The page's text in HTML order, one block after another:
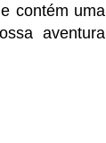
contém uma
aventura